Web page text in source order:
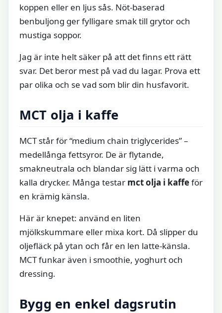
koppen eller en ljus sås. Nöt-baserad
benbuljong ger fylligare smak till grytor och
mustiga soppor.
Jag är inte helt säker på att det finns ett rätt
svar. Det beror mest på vad du lagar. Prova ett
par olika och se vad som blir din husfavorit.
MCT olja i kaffe
MCT står för “medium chain triglycerides” –
medellånga fettsyror. De är flytande,
smakneutrala och blandar sig lätt i varma och
kalla drycker. Många testar mct olja i kaffeför
en krämig känsla.
Här är knepet: använd en liten
mjölkskummare eller mixa kort. Då slipper du
oljefläck på ytan och får en len latte-känsla.
MCT funkar även i smoothie, yoghurt och
dressing.
Bygg en enkel dagsrutin